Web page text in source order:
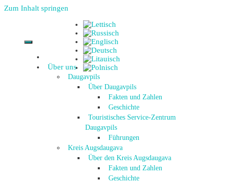
Zum Inhalt springen
Über uns
Daugavpils
Über Daugavpils
Fakten und Zahlen
Geschichte
Touristisches Service-Zentrum
Daugavpils
Führungen
Kreis Augsdaugava
Über den Kreis Augsdaugava
Fakten und Zahlen
Geschichte